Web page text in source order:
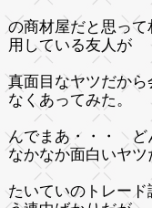
の商材屋だと思っ
用している友人が
真面目なヤツだか
なくあってみた。
んでまあ・・・ ど
なかなか面白いヤツ
たいていのトレー